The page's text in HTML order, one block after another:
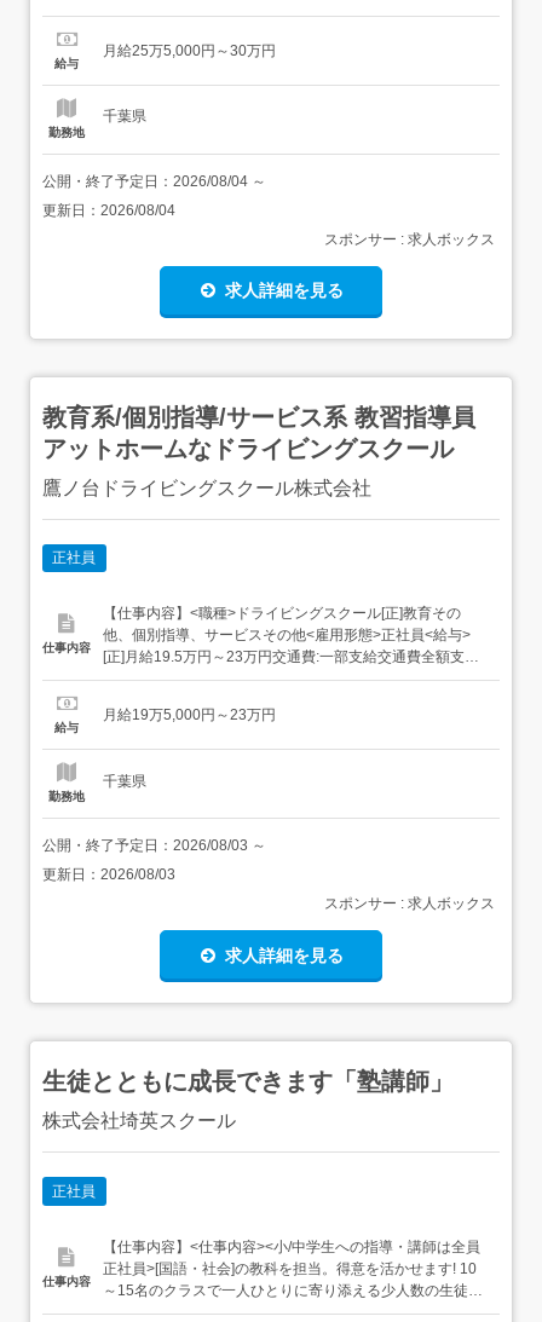
対象とした授業生徒面談・進路相談教室運営業務「長い期
勉強を教える…だけではなく、小・中学生の成長を見守
給与
月給25万5,000円～30万円
勤務地
千葉県
公開・終了予定日： 2026/08/04 ～
更新日： 2026/08/04
スポンサー : 求人ボックス
求人詳細を見る
教育系/個別指導/サービス系 教習指導員
アットホームなドライビングスクール
鷹ノ台ドライビングスクール株式会社
正社員
仕事内容
【仕事内容】<職種>ドライビングスクール[正]教育その
他、個別指導、サービスその他<雇用形態>正社員<給与>
[正]月給19.5万円～23万円交通費:一部支給交通費全額支給!
通勤の心配はなし!<試用期間>試用期間の有無:あり試用期
与:230,000円 資格取得前は195,000円<昇給制度>昇給:あ
給与
月給19万5,000円～23万円
勤務地
千葉県
公開・終了予定日： 2026/08/03 ～
更新日： 2026/08/03
スポンサー : 求人ボックス
求人詳細を見る
生徒とともに成長できます「塾講師」
株式会社埼英スクール
正社員
仕事内容
【仕事内容】<仕事内容><小/中学生への指導・講師は全員
正社員>[国語・社会]の教科を担当。得意を活かせます! 10
～15名のクラスで一人ひとりに寄り添える少人数の生徒を
対象とした授業生徒面談・進路相談教室運営業務「長い期